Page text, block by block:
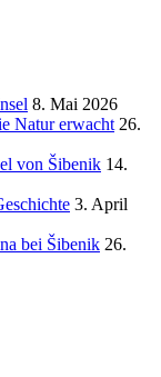
8. Mai 2026
Natur erwacht 26.
von Šibenik 14.
3. April
bei Šibenik 26.